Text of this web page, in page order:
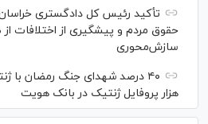
تأکید رئیس کل دادگستری
حقوق مردم و پیشگیری از اختلافات
سازش‌محوری
هزار پروفایل ژنتیک در بانک هویت